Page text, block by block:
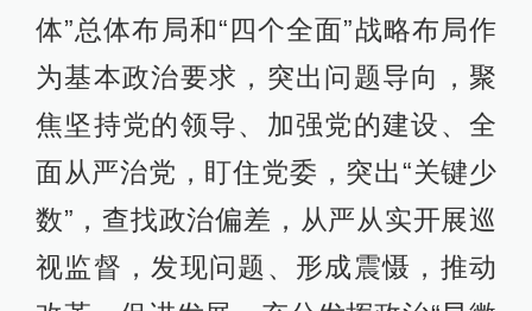
体”总体布局和“四个全面”战略布局作
为基本政治要求，突出问题导向，聚
焦坚持党的领导、加强党的建设、全
面从严治党，盯住党委，突出“关键少
数”，查找政治偏差，从严从实开展巡
视监督，发现问题、形成震慑，推动